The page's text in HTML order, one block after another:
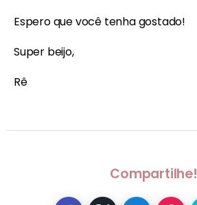
Espero que você tenha gostado!
Super beijo,
Rê
Compartilhe!